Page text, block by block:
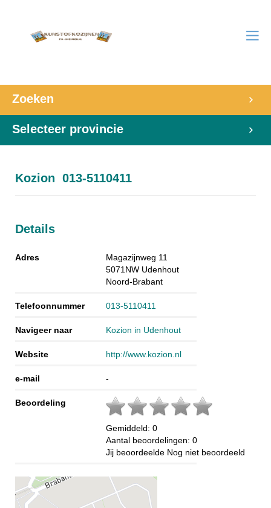
Zoeken
Selecteer provincie
Kozion 013-5110411
Details
Adres
Magazijnweg 11
5071NW Udenhout
Noord-Brabant
Telefoonnummer 013-5110411
Navigeer naar Kozion in Udenhout
Website http://www.kozion.nl
e-mail -
Beoordeling
Gemiddeld: 0
Aantal beoordelingen: 0
Jij beoordeelde Nog niet beoordeeld